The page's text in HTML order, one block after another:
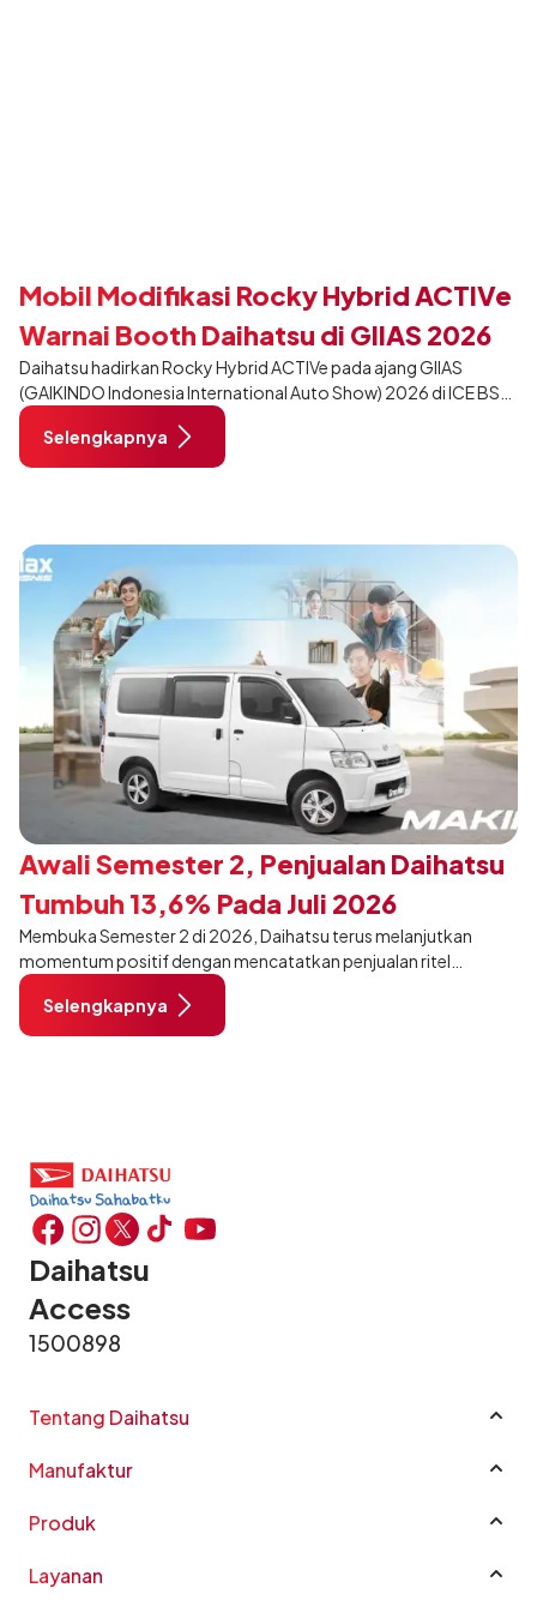
Mobil Modifikasi Rocky Hybrid ACTIVe
Warnai Booth Daihatsu di GIIAS 2026
Daihatsu hadirkan Rocky Hybrid ACTIVe pada ajang GIIAS
(GAIKINDO Indonesia International Auto Show) 2026 di ICE BSD
City, Tangerang. Terdapat 2 unit Rocky Hybrid yang
dimodifikasi untuk menghadirkan sarana inspirasi bagi
pengunjung mendukung gaya hidup yang aktif.
Selengkapnya
Awali Semester 2, Penjualan Daihatsu
Tumbuh 13,6% Pada Juli 2026
Membuka Semester 2 di 2026, Daihatsu terus melanjutkan
momentum positif dengan mencatatkan penjualan ritel
sebanyak 12.750 unit pada Juli 2026. Capaian tersebut tumbuh
13,6% dibandingkan periode yang sama tahun lalu sebanyak
11.220 unit, dan tetap stabil dibandingkan bulan Juni 2026 lalu.
Selengkapnya
Daihatsu
Access
1500898
Tentang Daihatsu
Sustainability
Good Corporate Governance
Karir
Manufaktur
Produk
New Terios
Layanan